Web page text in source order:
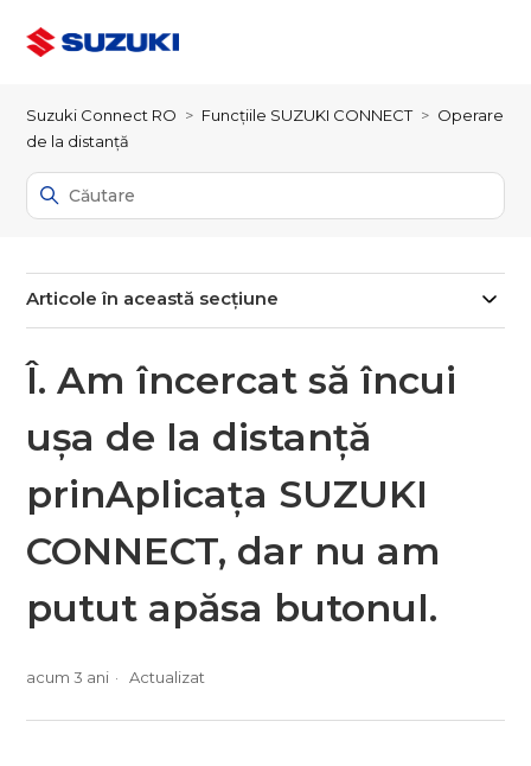
Suzuki Connect RO Funcțiile SUZUKI CONNECT
Operare
de la distanță
Articole în această secțiune
Î. Am încercat să încui
ușa de la distanţă
prinAplicața SUZUKI
CONNECT, dar nu am
putut apăsa butonul.
acum 3 ani Actualizat